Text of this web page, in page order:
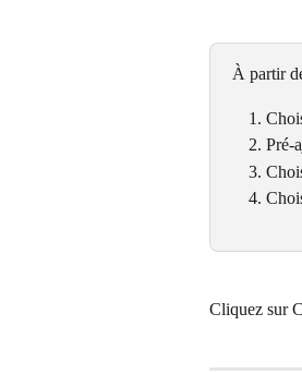
À partir
Pré-
Cliquez sur